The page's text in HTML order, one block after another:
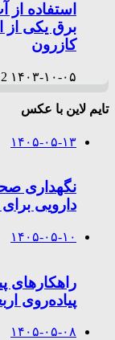
استفاده
برق یکی از
کازرون
۱۴۰۳-۱۰-۰۵ 2
تایم لاین با عکس
۱۴۰۵-۰۵-۱۳
نگهداری
دارویی برای
۱۴۰۵-۰۵-۱۰
راهکارهای
پیاده‌روی
۱۴۰۵-۰۵-۰۸